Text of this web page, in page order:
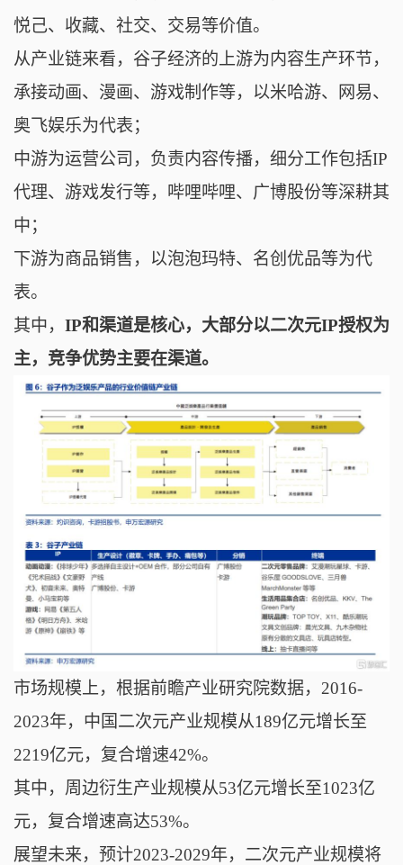
悦己、收藏、社交、交易等价值。
从产业链来看，谷子经济的 上游为内容生产环节，
承接动画、漫画、游戏制作等，以米哈游、网易、
奥飞娱乐为代表；
中游为运营公司，负责内容传播，细分工作包括IP
代理、游戏发行等，哔哩哔哩、广博股份等深耕其
中；
下游为商品销售，以泡泡玛特、名创优品等为代
表。
其中， IP和渠道是核心，大部分以二次元IP授权为
主，竞争优势主要在渠道。
市场规模上，根据前瞻产业研究院数据，2016-
2023年，中国二次元产业规模从189亿元增长至
2219亿元，复合增速42%。
其中，周边衍生产业规模从53亿元增长至1023亿
元，复合增速高达53%。
展望未来， 预计2023-2029年，二次元产业规模将